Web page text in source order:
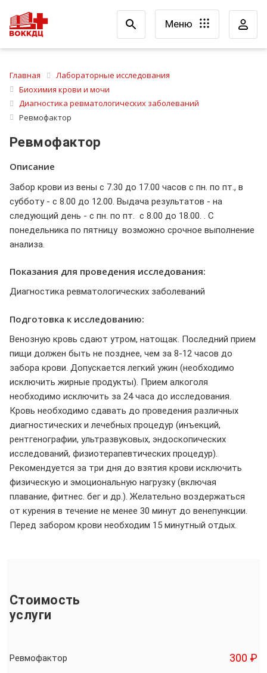
Меню
Главная
Лабораторные исследования
Биохимия крови и мочи
Диагностика ревматологических заболеваний
Ревмофактор
Ревмофактор
Описание
Забор крови из вены с 7.30 до 17.00 часов с пн. по пт., в
субботу - с 8.00 до 12.00. Выдача результатов - на
следующий день - с пн. по пт. с 8.00 до 18.00. . С
понедельника по пятницу возможно срочное выполнение
анализа.
Показания для проведения исследования:
Диагностика ревматологических заболеваний
Подготовка к исследованию:
Венозную кровь сдают утром, натощак. Последний прием
пищи должен быть не позднее, чем за 8-12 часов до
забора крови. Допускается легкий ужин (необходимо
исключить жирные продукты). Прием алкоголя
необходимо исключить за 24 часа до исследования.
Кровь необходимо сдавать до проведения различных
диагностических и лечебных процедур (инъекций,
рентгенографии, ультразвуковых, эндоскопических
исследований, физиотерапевтических процедур).
Рекомендуется за три дня до взятия крови исключить
физическую и эмоциональную нагрузку (включая
плавание, фитнес. бег и др.). Желательно воздержаться
от курения в течение не менее 30 минут до венепункции.
Перед забором крови необходим 15 минутный отдых.
Стоимость
услуги
Ревмофактор 300 ₽